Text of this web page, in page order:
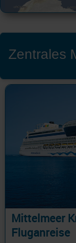
Zentrales
Mittelmeer
Fluganreise